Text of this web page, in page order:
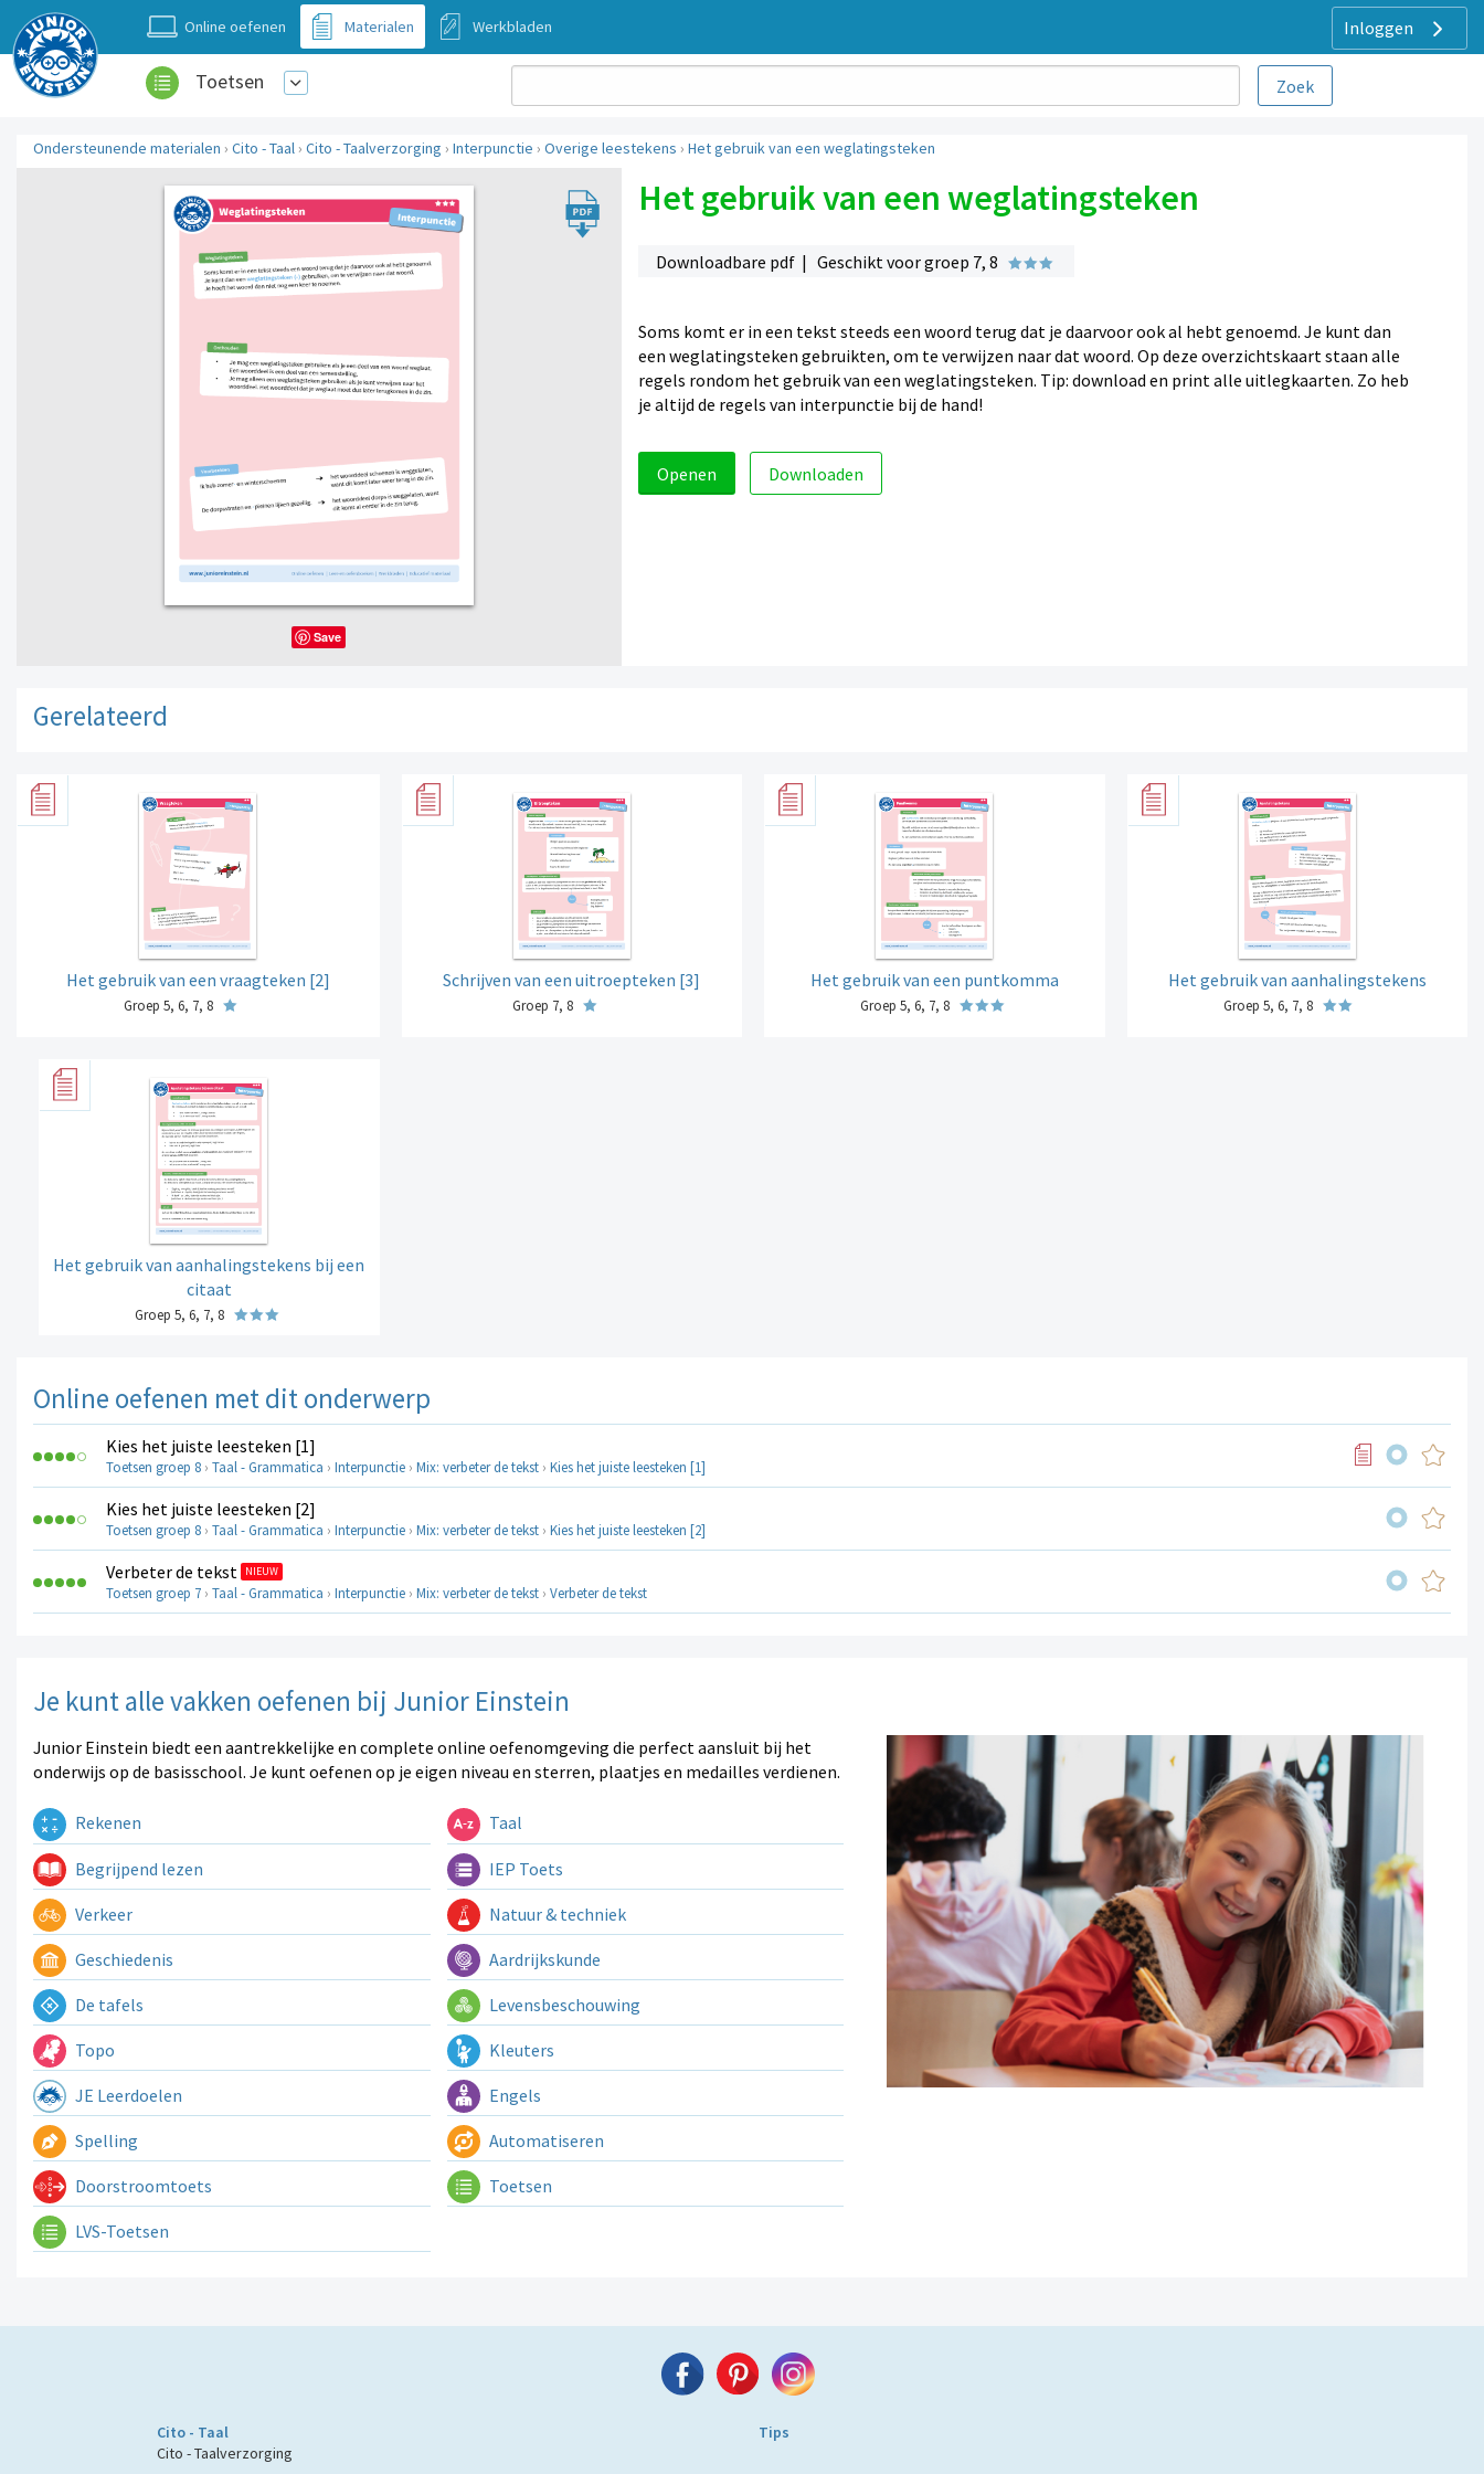
Inloggen
Online oefenen Materialen Werkbladen
Toetsen
Ondersteunende materialen › Cito - Taal › Cito - Taalverzorging › Interpunctie › Overige leestekens › Het gebruik van een weglatingsteken
Het gebruik van een weglatingsteken
Downloadbare pdf | Geschikt voor groep 7, 8
Soms komt er in een tekst steeds een woord terug dat je daarvoor ook al hebt genoemd. Je kunt dan
een weglatingsteken gebruikten, om te verwijzen naar dat woord. Op deze overzichtskaart staan alle
regels rondom het gebruik van een weglatingsteken. Tip: download en print alle uitlegkaarten. Zo heb
je altijd de regels van interpunctie bij de hand!
Openen Downloaden
Save
Gerelateerd
Het gebruik van een vraagteken [2]
Groep 5, 6, 7, 8
Schrijven van een uitroepteken [3]
Groep 7, 8
Het gebruik van een puntkomma
Groep 5, 6, 7, 8
Het gebruik van aanhalingstekens
Groep 5, 6, 7, 8
Het gebruik van aanhalingstekens bij een
citaat
Groep 5, 6, 7, 8
Online oefenen met dit onderwerp
Kies het juiste leesteken [1]
Toetsen groep 8 › Taal - Grammatica › Interpunctie › Mix: verbeter de tekst › Kies het juiste leesteken [1]
Kies het juiste leesteken [2]
Toetsen groep 8 › Taal - Grammatica › Interpunctie › Mix: verbeter de tekst › Kies het juiste leesteken [2]
Verbeter de tekst NIEUW
Toetsen groep 7 › Taal - Grammatica › Interpunctie › Mix: verbeter de tekst › Verbeter de tekst
Je kunt alle vakken oefenen bij Junior Einstein
Junior Einstein biedt een aantrekkelijke en complete online oefenomgeving die perfect aansluit bij het
onderwijs op de basisschool. Je kunt oefenen op je eigen niveau en sterren, plaatjes en medailles verdienen.
Rekenen Taal
Begrijpend lezen IEP Toets
Verkeer Natuur & techniek
Geschiedenis Aardrijkskunde
De tafels Levensbeschouwing
Topo Kleuters
JE Leerdoelen Engels
Spelling Automatiseren
Doorstroomtoets Toetsen
LVS-Toetsen
Cito - Taal
Cito - Taalverzorging
Tips